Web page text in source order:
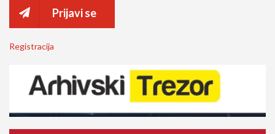
Prijavi se
Registracija